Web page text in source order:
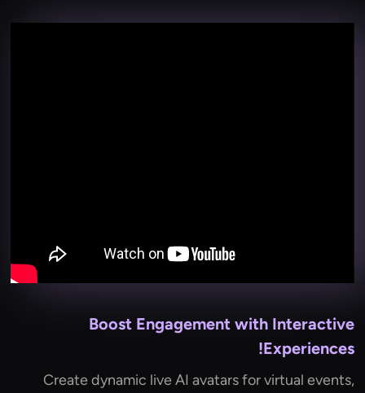
Boost Engagement with Interactive
Experiences!
Create dynamic live AI avatars for virtual events,